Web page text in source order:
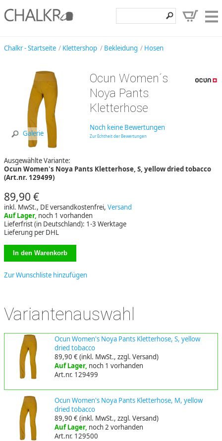
Entdecken
Hilfe, Kontakt
Chalkr - Startseite Klettershop Bekleidung Hosen
Galerie
Ocun Women´s
Noya Pants
Kletterhose
Noch keine Bewertungen
Zur Echtheit der Bewertungen
Ausgewählte Variante:
Ocun Women's Noya Pants Kletterhose, S, yellow dried tobacco
(Art.nr. 129499)
89,90 €
inkl. MwSt., DE versandkostenfrei, Versand
Auf Lager, noch 1 vorhanden
Lieferfrist (in Deutschland): 1-3 Werktage
Lieferung per DHL
Zur Wunschliste hinzufügen
Variantenauswahl
Ocun Women's Noya Pants Kletterhose, S, yellow
dried tobacco
89,90 €(inkl. MwSt., zzgl. Versand)
Auf Lager, noch 1 vorhanden
Art.nr. 129499
Ocun Women's Noya Pants Kletterhose, M, yellow
dried tobacco
89,90 €(inkl. MwSt., zzgl. Versand)
Auf Lager, noch 2 vorhanden
Art.nr. 129500